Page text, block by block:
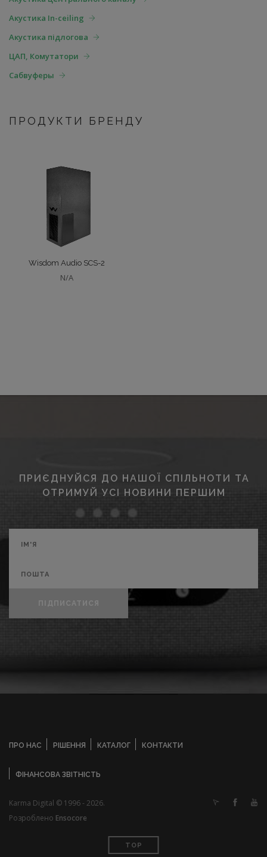
Акустика In-ceiling
Акустика підлогова
ЦАП, Комутатори
Сабвуферы
ПРОДУКТИ БРЕНДУ
Wisdom Audio SCS-2
N/A
ПРИЄДНУЙСЯ ДО НАШОЇ СПІЛЬНОТИ ТА
ОТРИМУЙ УСІ НОВИНИ ПЕРШИМ
ПІДПИСАТИСЯ
ПРО НАС РІШЕННЯ КАТАЛОГ КОНТАКТИ
ФІНАНСОВА ЗВІТНІСТЬ
Karma Digital © 1996 - 2026.
Розроблено Ensocore
TOP